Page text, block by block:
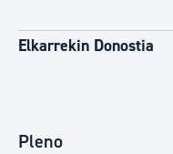
Elkarrekin Donostia
Pleno